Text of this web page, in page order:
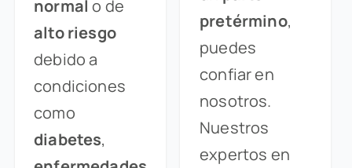
normal o de
alto riesgo
debido a
condiciones
como
diabetes,
pretérmino,
puedes
confiar en
nosotros.
Nuestros
expertos en